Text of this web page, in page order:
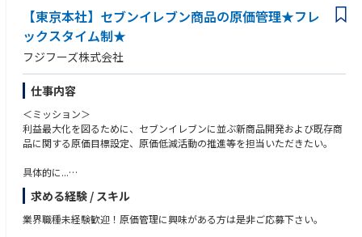
【東京本社】セブンイレブン商品の原価管理★フレ
ックスタイム制★
フジフーズ株式会社
仕事内容
＜ミッション＞
利益最大化を図るために、セブンイレブンに並ぶ新商品開発および既存商
品に関する原価目標設定、原価低減活動の推進等を担当いただきたい。
具体的に...
①原価企画としての戦略立案→データ分析、課題抽出、施策立案、経営層
への提案
②標準原価と実際原価の統制（検証・改善・提案・推進など）
求める経験 / スキル
業界職種未経験歓迎！原価管理に興味がある方は是非ご応募下さい。